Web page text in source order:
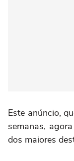
Este anúncio,
semanas,
dos maiores